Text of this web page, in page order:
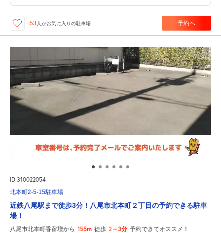
53 人がお気に入りの駐車場 予約へ
ID:310022054
北本町2-5-15駐車場
近鉄八尾駅まで徒歩3分！八尾市北本町２丁目の予約できる駐車
場！
八尾市北本町香留壇から 155m 徒歩 2～3分 予約できてオススメ！